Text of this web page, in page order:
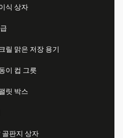
식 상자
릴 맑은 저장 용기
이 컵 그릇
릿 박스
골판지 상자